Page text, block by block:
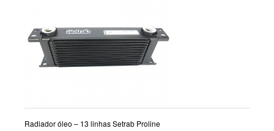
Radiador óleo – 13 linhas Setrab Proline